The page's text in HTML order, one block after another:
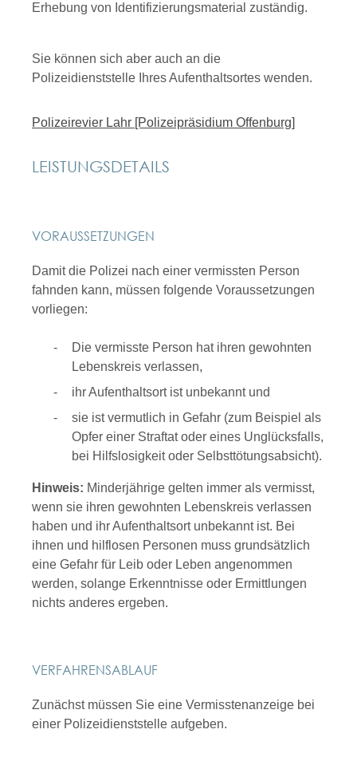
Erhebung von Identifizierungsmaterial zuständig.
Sie können sich aber auch an die
Polizeidienststelle Ihres Aufenthaltsortes wenden.
Polizeirevier Lahr [Polizeipräsidium Offenburg]
LEISTUNGSDETAILS
VORAUSSETZUNGEN
Damit die Polizei nach einer vermissten Person
fahnden kann, müssen folgende Voraussetzungen
vorliegen:
Die vermisste Person hat ihren gewohnten
Lebenskreis verlassen,
ihr Aufenthaltsort ist unbekannt und
sie ist vermutlich in Gefahr (zum Beispiel als
Opfer einer Straftat oder eines Unglücksfalls,
bei Hilfslosigkeit oder Selbsttötungsabsicht).
Hinweis: Minderjährige gelten immer als vermisst,
wenn sie ihren gewohnten Lebenskreis verlassen
haben und ihr Aufenthaltsort unbekannt ist. Bei
ihnen und hilflosen Personen muss grundsätzlich
eine Gefahr für Leib oder Leben angenommen
werden, solange Erkenntnisse oder Ermittlungen
nichts anderes ergeben.
VERFAHRENSABLAUF
Zunächst müssen Sie eine Vermisstenanzeige bei
einer Polizeidienststelle aufgeben.